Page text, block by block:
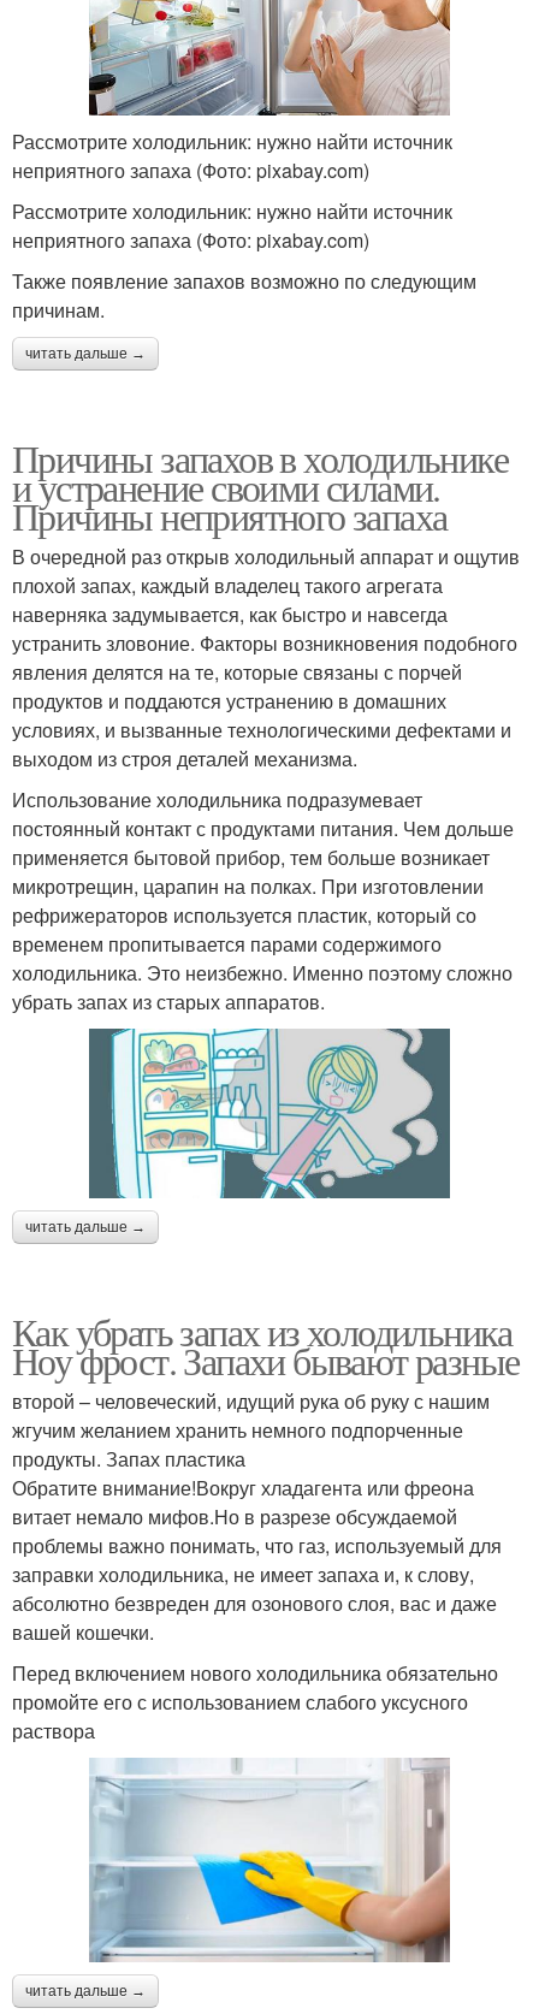
Рассмотрите холодильник: нужно найти источник
неприятного запаха (Фото: pixabay.com)
Рассмотрите холодильник: нужно найти источник
неприятного запаха (Фото: pixabay.com)
Также появление запахов возможно по следующим
причинам.
читать дальше →
Причины запахов в холодильнике
и устранение своими силами.
Причины неприятного запаха
В очередной раз открыв холодильный аппарат и ощутив
плохой запах, каждый владелец такого агрегата
наверняка задумывается, как быстро и навсегда
устранить зловоние. Факторы возникновения подобного
явления делятся на те, которые связаны с порчей
продуктов и поддаются устранению в домашних
условиях, и вызванные технологическими дефектами и
выходом из строя деталей механизма.
Использование холодильника подразумевает
постоянный контакт с продуктами питания. Чем дольше
применяется бытовой прибор, тем больше возникает
микротрещин, царапин на полках. При изготовлении
рефрижераторов используется пластик, который со
временем пропитывается парами содержимого
холодильника. Это неизбежно. Именно поэтому сложно
убрать запах из старых аппаратов.
читать дальше →
Как убрать запах из холодильника
Ноу фрост. Запахи бывают разные
второй – человеческий, идущий рука об руку с нашим
жгучим желанием хранить немного подпорченные
продукты. Запах пластика
Обратите внимание!Вокруг хладагента или фреона
витает немало мифов.Но в разрезе обсуждаемой
проблемы важно понимать, что газ, используемый для
заправки холодильника, не имеет запаха и, к слову,
абсолютно безвреден для озонового слоя, вас и даже
вашей кошечки.
Перед включением нового холодильника обязательно
промойте его с использованием слабого уксусного
раствора
читать дальше →